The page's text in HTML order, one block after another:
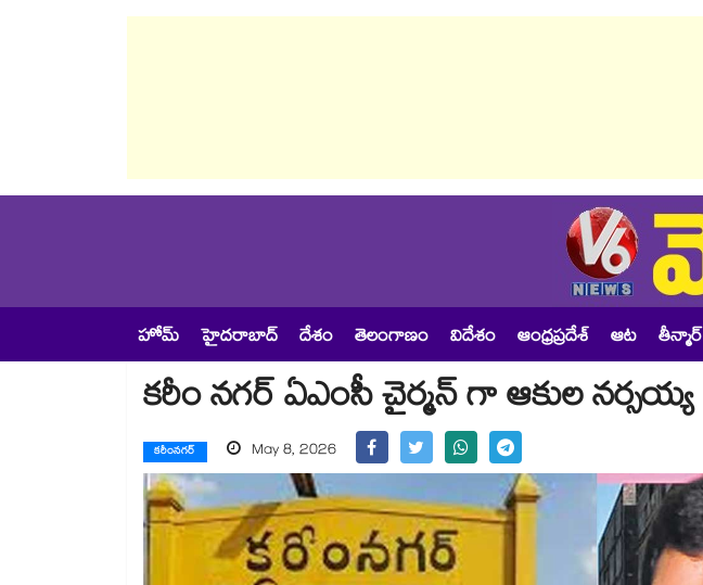
హోమ్ హైదరాబాద్ దేశం తెలంగాణం విదేశం ఆంధ్రప్రదేశ్ ఆట తీన్మార్
కరీం నగర్ ఏఎంసీ చైర్మన్‌‌‌‌‌‌‌‌ గా ఆకుల నర్సయ్య
కరీంనగర్ May 8, 2026